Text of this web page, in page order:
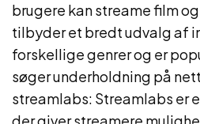
brugere kan streame film
tilbyder et bredt udvalg af
forskellige genrer og er
søger underholdning på
streamlabs: Streamlabs er